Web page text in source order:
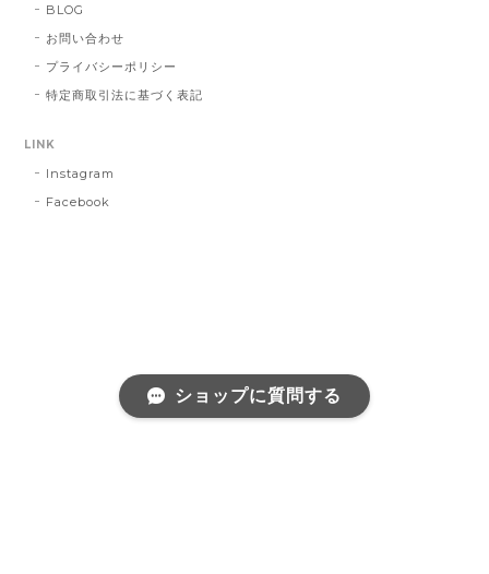
BLOG
お問い合わせ
プライバシーポリシー
特定商取引法に基づく表記
LINK
Instagram
Facebook
ショップに質問する